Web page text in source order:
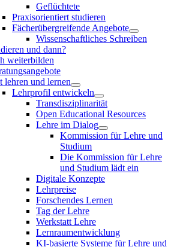
Geflüchtete
Praxisorientiert studieren
Fächerübergreifende Angebote
Wissenschaftliches Schreiben
und dann?
weiterbilden
lehren und lernen
Lehrprofil entwickeln
Transdisziplinarität
Open Educational Resources
Lehre im Dialog
Kommission für Lehre und
Studium
Die Kommission für Lehre
und Studium lädt ein
Digitale Konzepte
Lehrpreise
Forschendes Lernen
Tag der Lehre
Werkstatt Lehre
Lernraumentwicklung
KI-basierte Systeme für Lehre und